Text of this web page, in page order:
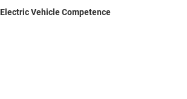
Electric Vehicle Competence